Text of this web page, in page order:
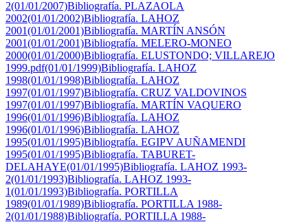
2(01/01/2007)Bibliografía. PLAZAOLA
2002(01/01/2002)Bibliografía. LAHOZ
2001(01/01/2001)Bibliografía. MARTÍN ANSÓN
2001(01/01/2001)Bibliografía. MELERO-MONEO
2000(01/01/2000)Bibliografía. ELUSTONDO; VILLAREJO
1999.pdf(01/01/1999)Bibliografía. LAHOZ
1998(01/01/1998)Bibliografía. LAHOZ
1997(01/01/1997)Bibliografía. CRUZ VALDOVINOS
1997(01/01/1997)Bibliografía. MARTÍN VAQUERO
1996(01/01/1996)Bibliografía. LAHOZ
1996(01/01/1996)Bibliografía. LAHOZ
1995(01/01/1995)Bibliografía. EGIPV AUÑAMENDI
1995(01/01/1995)Bibliografía. TABURET-
DELAHAYE(01/01/1995)Bibliografía. LAHOZ 1993-
2(01/01/1993)Bibliografía. LAHOZ 1993-
1(01/01/1993)Bibliografía. PORTILLA
1989(01/01/1989)Bibliografía. PORTILLA 1988-
2(01/01/1988)Bibliografía. PORTILLA 1988-